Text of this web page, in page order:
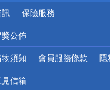
保險服務
公佈
須知 會員服務條款 隱
信箱